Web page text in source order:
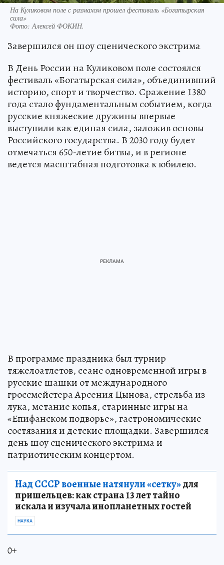
На Куликовом поле с размахом прошел фестиваль «Богатырская
сила»
Фото: Алексей ФОКИН.
Завершился он шоу сценического экстрима
В День России на Куликовом поле состоялся
фестиваль «Богатырская сила», объединивший
историю, спорт и творчество. Сражение 1380
года стало фундаментальным событием, когда
русские княжеские дружины впервые
выступили как единая сила, заложив основы
Российского государства. В 2030 году будет
отмечаться 650-летие битвы, и в регионе
ведется масштабная подготовка к юбилею.
В программе праздника был турнир
тяжелоатлетов, сеанс одновременной игры в
русские шашки от международного
гроссмейстера Арсения Цынова, стрельба из
лука, метание копья, старинные игры на
«Епифанском подворье», гастрономические
состязания и детские площадки. Завершился
день шоу сценического экстрима и
патриотическим концертом.
Над СССР военные натянули «сетку»для
пришельцев: как страна 13 лет тайно
искала и изучала инопланетных гостей
НАУКА
0+